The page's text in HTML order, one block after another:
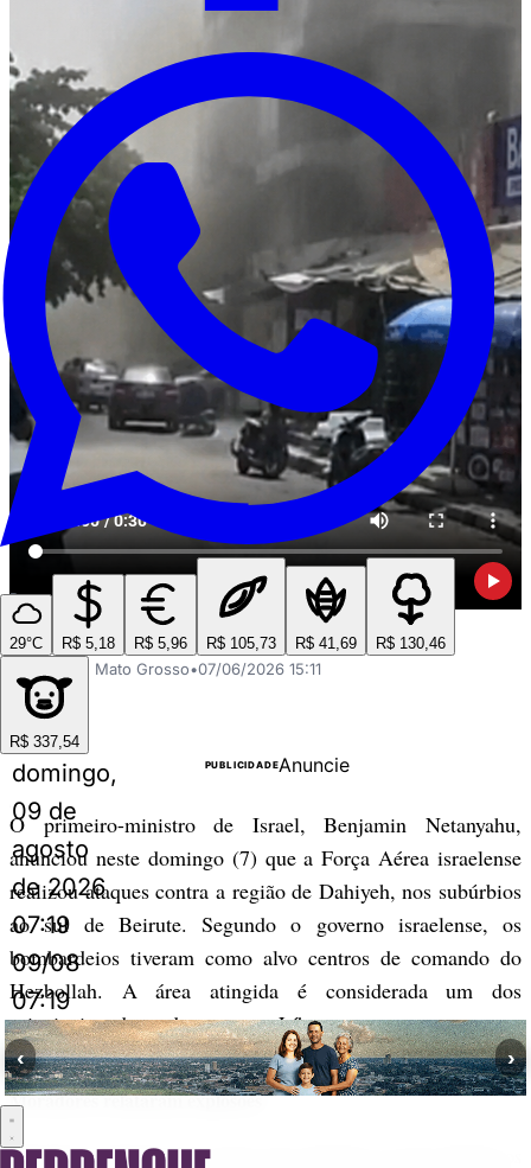
29°C R$ 5,18 R$ 5,96 R$ 105,73 R$ 41,69 R$ 130,46
R$ 337,54
domingo,
09 de
agosto
de 2026
07:19
09/08
07:19
‹ ›
NOTÍCIAS VÍDEO PRINCIPAL
Perrengue Mato Grosso•07/06/2026 15:11
Reprodução: Metrópoles
PUBLICIDADEAnuncie
O primeiro-ministro de Israel, Benjamin Netanyahu,
anunciou neste domingo (7) que a Força Aérea israelense
realizou ataques contra a região de Dahiyeh, nos subúrbios
ao sul de Beirute. Segundo o governo israelense, os
bombardeios tiveram como alvo centros de comando do
Hezbollah. A área atingida é considerada um dos
principais redutos do grupo no Líbano.
Moradores relataram explosões
Moradores relataram pelo menos três explosões na área durante os